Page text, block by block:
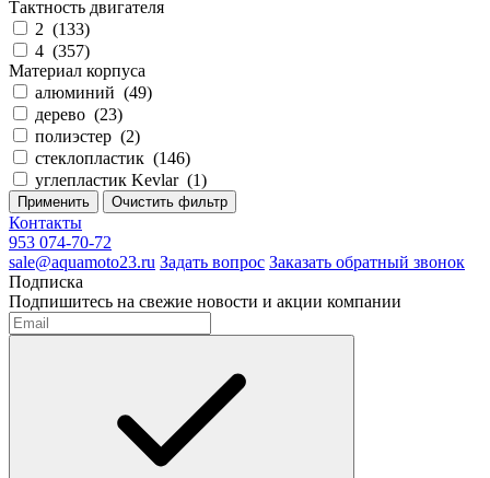
Тактность двигателя
2 (133)
4 (357)
Материал корпуса
алюминий (49)
дерево (23)
полиэстер (2)
стеклопластик (146)
углепластик Kevlar(1)
Применить Очистить фильтр
Контакты
953 074-70-72
sale@aquamoto23.ru Задать вопрос Заказать обратный звонок
Подписка
Подпишитесь на свежие новости и акции компании